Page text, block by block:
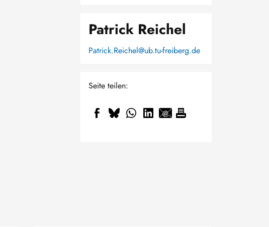
Patrick Reichel
Patrick.Reichel@ub.tu-freiberg.de
Seite teilen: